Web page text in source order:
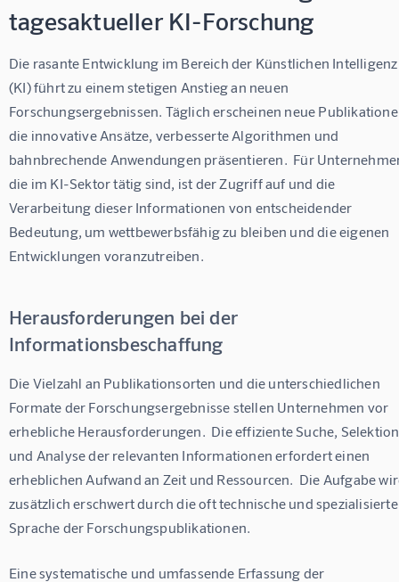
tagesaktueller KI-Forschung
Die rasante Entwicklung im Bereich der Künstlichen
(KI) führt zu einem stetigen Anstieg an neuen
Forschungsergebnissen. Täglich erscheinen neue
die innovative Ansätze, verbesserte Algorithmen und
bahnbrechende Anwendungen präsentieren.  Für
die im KI-Sektor tätig sind, ist der Zugriff auf und die
Verarbeitung dieser Informationen von entscheidender
Bedeutung, um wettbewerbsfähig zu bleiben und die eigenen
Entwicklungen voranzutreiben.
Herausforderungen bei der
Informationsbeschaffung
Die Vielzahl an Publikationsorten und die unterschiedlichen
Formate der Forschungsergebnisse stellen Unternehmen vor
erhebliche Herausforderungen.  Die effiziente Suche,
und Analyse der relevanten Informationen erfordert einen
erheblichen Aufwand an Zeit und Ressourcen.  Die Aufgabe
zusätzlich erschwert durch die oft technische und
Sprache der Forschungspublikationen.
Eine systematische und umfassende Erfassung der